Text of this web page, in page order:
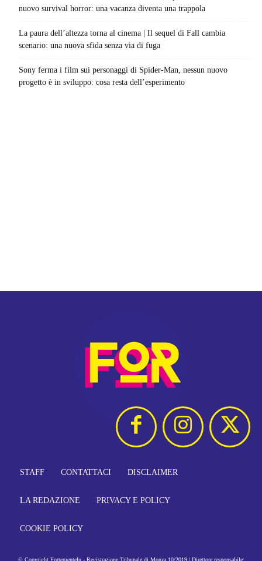
nuovo survival horror: una vacanza diventa una trappola
La paura dell’altezza torna al cinema | Il sequel di Fall cambia
scenario: una nuova sfida senza via di fuga
Sony ferma i film sui personaggi di Spider-Man, nessun nuovo
progetto è in sviluppo: cosa resta dell’esperimento
STAFF CONTATTACI DISCLAIMER
LA REDAZIONE PRIVACY E POLICY
COOKIE POLICY
© Copyright FortementeIn - Registrazione Tribunale di Monza 10/2019 | Direttore responsabile: